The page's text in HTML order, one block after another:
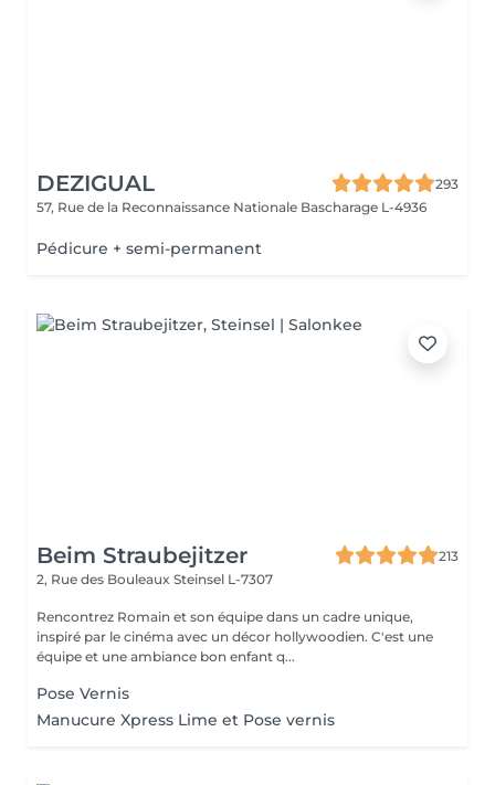
DEZIGUAL
293
57, Rue de la Reconnaissance Nationale Bascharage L-4936
Pédicure + semi-permanent
Beim Straubejitzer
213
2, Rue des Bouleaux Steinsel L-7307
Rencontrez Romain et son équipe dans un cadre unique,
inspiré par le cinéma avec un décor hollywoodien. C'est une
équipe et une ambiance bon enfant q...
Pose Vernis
Manucure Xpress Lime et Pose vernis